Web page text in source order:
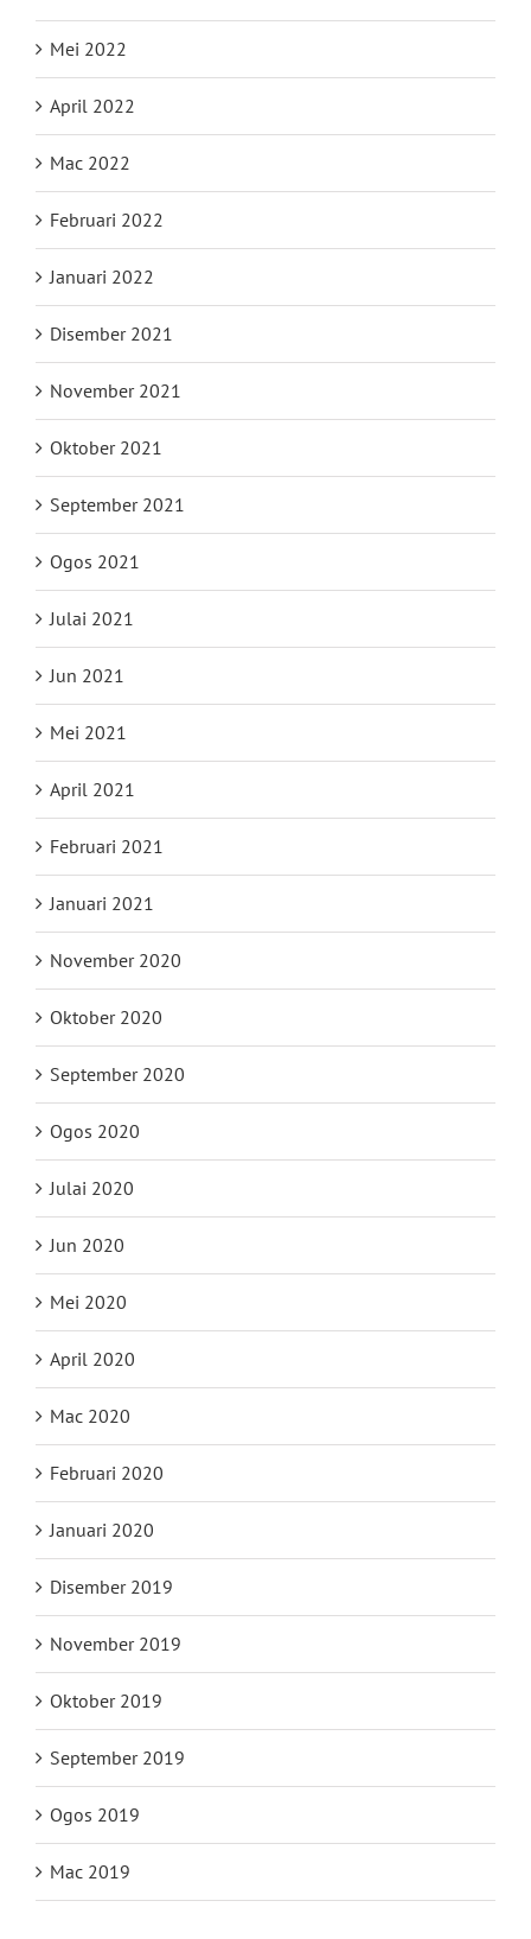
Mei 2022
April 2022
Mac 2022
Februari 2022
Januari 2022
Disember 2021
November 2021
Oktober 2021
September 2021
Ogos 2021
Julai 2021
Jun 2021
Mei 2021
April 2021
Februari 2021
Januari 2021
November 2020
Oktober 2020
September 2020
Ogos 2020
Julai 2020
Jun 2020
Mei 2020
April 2020
Mac 2020
Februari 2020
Januari 2020
Disember 2019
November 2019
Oktober 2019
September 2019
Ogos 2019
Mac 2019